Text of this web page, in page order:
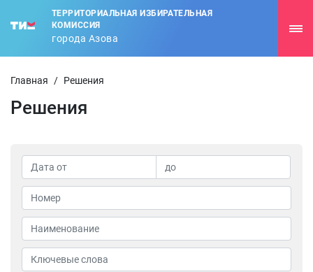
ТЕРРИТОРИАЛЬНАЯ ИЗБИРАТЕЛЬНАЯ
КОМИССИЯ
города Азова
Главная / Решения
Решения